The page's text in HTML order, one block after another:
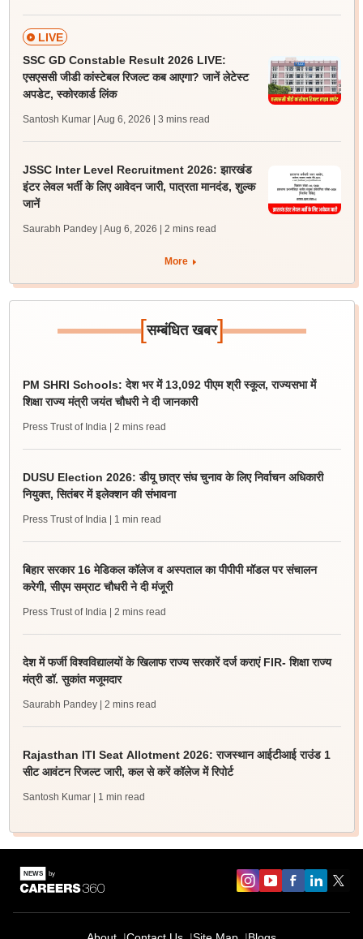
LIVE
SSC GD Constable Result 2026 LIVE:
एसएससी जीडी कांस्टेबल रिजल्ट कब आएगा? जानें लेटेस्ट
अपडेट, स्कोरकार्ड लिंक
Santosh Kumar | Aug 6, 2026 | 3 mins read
JSSC Inter Level Recruitment 2026: झारखंड
इंटर लेवल भर्ती के लिए आवेदन जारी, पात्रता मानदंड, शुल्क
जानें
Saurabh Pandey | Aug 6, 2026 | 2 mins read
More
[सम्बंधित खबर]
PM SHRI Schools: देश भर में 13,092 पीएम श्री स्कूल, राज्यसभा में
शिक्षा राज्य मंत्री जयंत चौधरी ने दी जानकारी
Press Trust of India | 2 mins read
DUSU Election 2026: डीयू छात्र संघ चुनाव के लिए निर्वाचन अधिकारी
नियुक्त, सितंबर में इलेक्शन की संभावना
Press Trust of India | 1 min read
बिहार सरकार 16 मेडिकल कॉलेज व अस्पताल का पीपीपी मॉडल पर संचालन
करेगी, सीएम सम्राट चौधरी ने दी मंजूरी
Press Trust of India | 2 mins read
देश में फर्जी विश्वविद्यालयों के खिलाफ राज्य सरकारें दर्ज कराएं FIR- शिक्षा राज्य
मंत्री डॉ. सुकांत मजूमदार
Saurabh Pandey | 2 mins read
Rajasthan ITI Seat Allotment 2026: राजस्थान आईटीआई राउंड 1
सीट आवंटन रिजल्ट जारी, कल से करें कॉलेज में रिपोर्ट
Santosh Kumar | 1 min read